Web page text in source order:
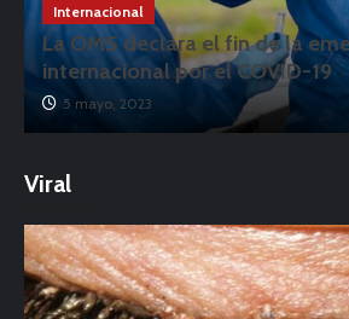
Internacional
La OMS declara el fin de la
internacional por el COVID-19
5 mayo, 2023
Viral